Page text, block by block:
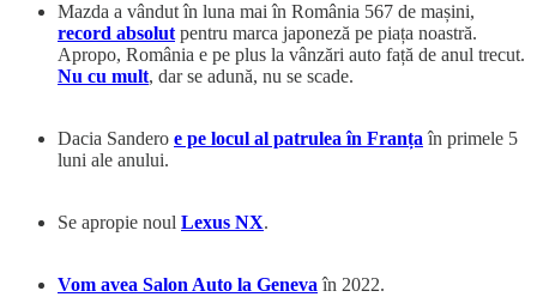
Mazda a vândut în luna mai în România 567 de mașini,
record absolut pentru marca japoneză pe piața noastră.
Apropo, România e pe plus la vânzări auto față de anul trecut.
Nu cu mult, dar se adună, nu se scade.
Dacia Sandero e pe locul al patrulea în Franța în primele 5
luni ale anului.
Se apropie noul Lexus NX.
Vom avea Salon Auto la Geneva în 2022.